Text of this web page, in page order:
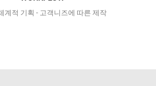
계적 기획 - 고객니즈에 따른 제작